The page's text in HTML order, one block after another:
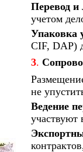
Перевод и
учетом
Упаковка
CIF, DAP)
3.
не
Ведение
участвуют